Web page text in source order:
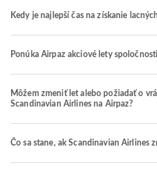
Kedy je najlepší čas na získanie
Ponúka Airpaz akciové lety
Môžem zmeniť let alebo požiadať o
Scandinavian Airlines na Airpaz?
Čo sa stane, ak Scandinavian Airlines